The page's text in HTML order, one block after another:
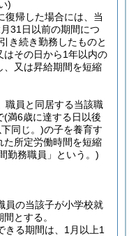
)
復帰した場合には、当
31日以前の期間につ
き続き勤務したものと
はその日から1年以内の
、又は昇給期間を短縮
職員と同居する当該職
(満6歳に達する日以後
同じ。)の子を養育す
た所定労働時間を短縮
勤務職員」という。)
員の当該子が小学校就
とする。
きる期間は、1月以上1